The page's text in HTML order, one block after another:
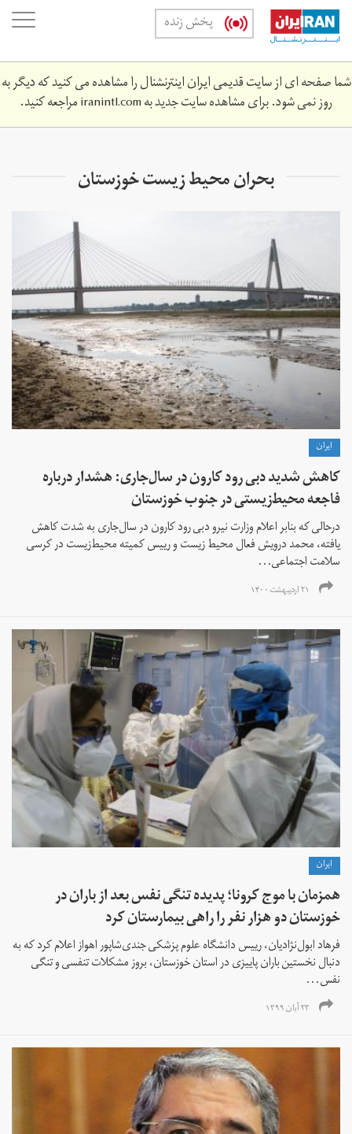
Skip
main
content
پخش زنده
شما صفحه ای از سایت قدیمی ایران اینترنشنال را مشاهده می کنید که دیگر به
روز نمی شود. برای مشاهده سایت جدید بهiranintl.comمراجعه کنید.
بحران محیط زیست خوزستان
ايران
کاهش شدید دبی رود کارون در سال‌جاری: هشدار درباره
فاجعه محیط‌زیستی در جنوب خوزستان
درحالی که بنابر اعلام وزارت نیرو دبی رود کارون در سال‌جاری به شدت کاهش
یافته، محمد درویش فعال محیط زیست و رییس کمیته محیط‌زیست در کرسی
سلامت اجتماعی...
۲۱ اردیبهشت ۱۴۰۰
ايران
همزمان با موج کرونا؛ پدیده تنگی نفس بعد از باران در
خوزستان دو هزار نفر را راهی بیمارستان کرد
فرهاد ابول‌نژادیان، رییس دانشگاه علوم پزشکی جندی‌شاپور اهواز اعلام کرد که به
دنبال نخستین باران پاییزی در استان خوزستان، بروز مشکلات تنفسی و تنگی
نفس...
۲۳ آبان ۱۳۹۹